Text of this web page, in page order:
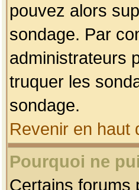
pouvez alors
sondage. Par
administrateurs
truquer les
sondage.
Revenir en haut
Pourquoi ne
Certains forums